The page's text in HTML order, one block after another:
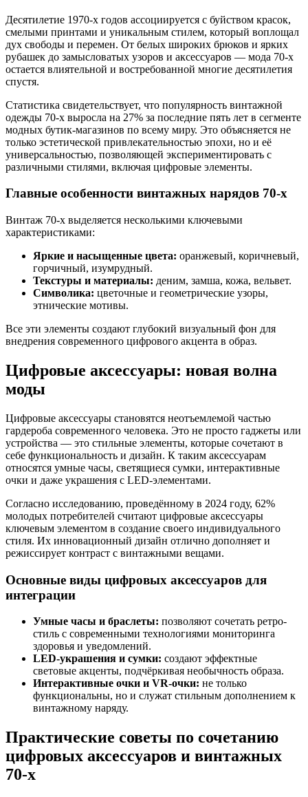
Десятилетие 1970-х годов ассоциируется с буйством красок,
смелыми принтами и уникальным стилем, который воплощал
дух свободы и перемен. От белых широких брюков и ярких
рубашек до замысловатых узоров и аксессуаров — мода 70-х
остается влиятельной и востребованной многие десятилетия
спустя.
Статистика свидетельствует, что популярность винтажной
одежды 70-х выросла на 27% за последние пять лет в сегменте
модных бутик-магазинов по всему миру. Это объясняется не
только эстетической привлекательностью эпохи, но и её
универсальностью, позволяющей экспериментировать с
различными стилями, включая цифровые элементы.
Главные особенности винтажных нарядов 70-х
Винтаж 70-х выделяется несколькими ключевыми
характеристиками:
Яркие и насыщенные цвета: оранжевый, коричневый,
горчичный, изумрудный.
Текстуры и материалы: деним, замша, кожа, вельвет.
Символика: цветочные и геометрические узоры,
этнические мотивы.
Все эти элементы создают глубокий визуальный фон для
внедрения современного цифрового акцента в образ.
Цифровые аксессуары: новая волна
моды
Цифровые аксессуары становятся неотъемлемой частью
гардероба современного человека. Это не просто гаджеты или
устройства — это стильные элементы, которые сочетают в
себе функциональность и дизайн. К таким аксессуарам
относятся умные часы, светящиеся сумки, интерактивные
очки и даже украшения с LED-элементами.
Согласно исследованию, проведённому в 2024 году, 62%
молодых потребителей считают цифровые аксессуары
ключевым элементом в создание своего индивидуального
стиля. Их инновационный дизайн отлично дополняет и
режиссирует контраст с винтажными вещами.
Основные виды цифровых аксессуаров для
интеграции
Умные часы и браслеты: позволяют сочетать ретро-
стиль с современными технологиями мониторинга
здоровья и уведомлений.
LED-украшения и сумки: создают эффектные
световые акценты, подчёркивая необычность образа.
Интерактивные очки и VR-очки: не только
функциональны, но и служат стильным дополнением к
винтажному наряду.
Практические советы по сочетанию
цифровых аксессуаров и винтажных
70-х